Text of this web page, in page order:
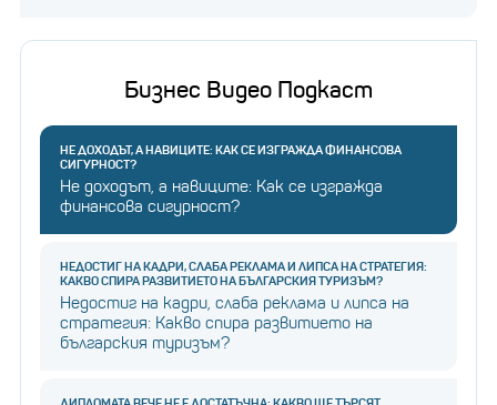
Бизнес Видео Подкаст
НЕ ДОХОДЪТ, А НАВИЦИТЕ: КАК СЕ ИЗГРАЖДА ФИНАНСОВА
СИГУРНОСТ?
Не доходът, а навиците: Как се изгражда
финансова сигурност?
НЕДОСТИГ НА КАДРИ, СЛАБА РЕКЛАМА И ЛИПСА НА СТРАТЕГИЯ:
КАКВО СПИРА РАЗВИТИЕТО НА БЪЛГАРСКИЯ ТУРИЗЪМ?
Недостиг на кадри, слаба реклама и липса на
стратегия: Какво спира развитието на
българския туризъм?